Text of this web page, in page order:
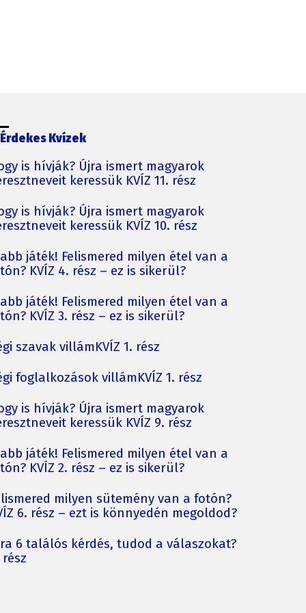
Érdekes Kvízek
is hívják? Újra ismert magyarok
keressük KVÍZ 11. rész
is hívják? Újra ismert magyarok
keressük KVÍZ 10. rész
játék! Felismered milyen étel van a
KVÍZ 4. rész – ez is sikerül?
játék! Felismered milyen étel van a
KVÍZ 3. rész – ez is sikerül?
szavak villámKVÍZ 1. rész
foglalkozások villámKVÍZ 1. rész
is hívják? Újra ismert magyarok
keressük KVÍZ 9. rész
játék! Felismered milyen étel van a
KVÍZ 2. rész – ez is sikerül?
milyen sütemény van a fotón?
6. rész – ezt is könnyedén megoldod?
6 találós kérdés, tudod a válaszokat?